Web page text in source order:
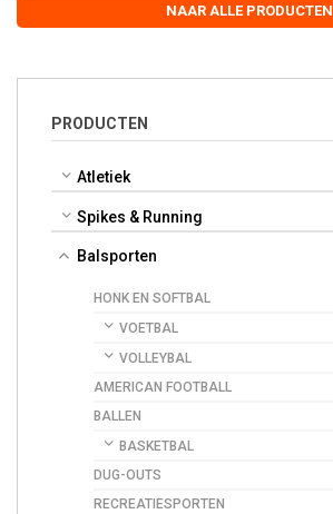
NAAR ALLE PRODUCTEN
PRODUCTEN
Atletiek
Spikes & Running
Balsporten
HONK EN SOFTBAL
VOETBAL
VOLLEYBAL
AMERICAN FOOTBALL
BALLEN
BASKETBAL
DUG-OUTS
RECREATIESPORTEN